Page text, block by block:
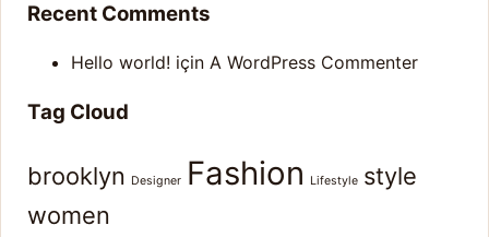
Recent Comments
Hello world! için A WordPress Commenter
Tag Cloud
brooklyn Designer Fashion Lifestyle style
women